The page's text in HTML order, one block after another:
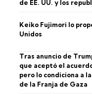
de EE. UU. y los
Keiko Fujimori lo
Unidos
Tras anuncio de
que aceptó el
pero lo condiciona a
de la Franja de Gaza